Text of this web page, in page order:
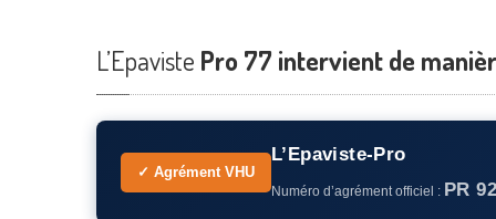
L’Epaviste Pro 77 intervient de
✓ Agrément VHU
L’Epaviste-Pro
Numéro d’agrément officiel : PR